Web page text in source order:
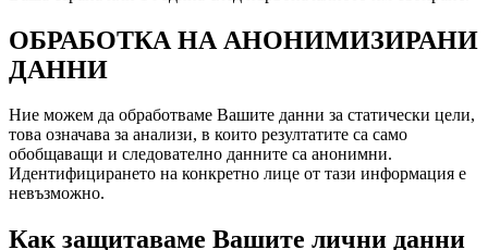
ОБРАБОТКА НА АНОНИМИЗИРАНИ
ДАННИ
Ние можем да обработваме Вашите данни за статически цели,
това означава за анализи, в които резултатите са само
обобщаващи и следователно данните са анонимни.
Идентифицирането на конкретно лице от тази информация е
невъзможно.
Как защитаваме Вашите лични данни